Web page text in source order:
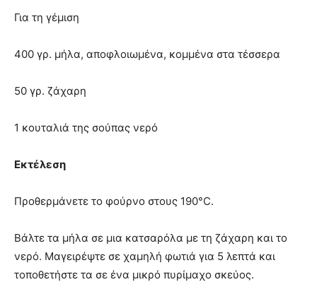
Για τη γέμιση
400 γρ. μήλα, αποφλοιωμένα, κομμένα στα τέσσερα
50 γρ. ζάχαρη
1 κουταλιά της σούπας νερό
Εκτέλεση
Προθερμάνετε το φούρνο στους 190°C.
Βάλτε τα μήλα σε μια κατσαρόλα με τη ζάχαρη και το
νερό. Μαγειρέψτε σε χαμηλή φωτιά για 5 λεπτά και
τοποθετήστε τα σε ένα μικρό πυρίμαχο σκεύος.